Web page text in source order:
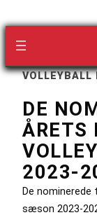
VOLLEYBALL
DE
ÅRETS
2023-
De
sæson 2023-